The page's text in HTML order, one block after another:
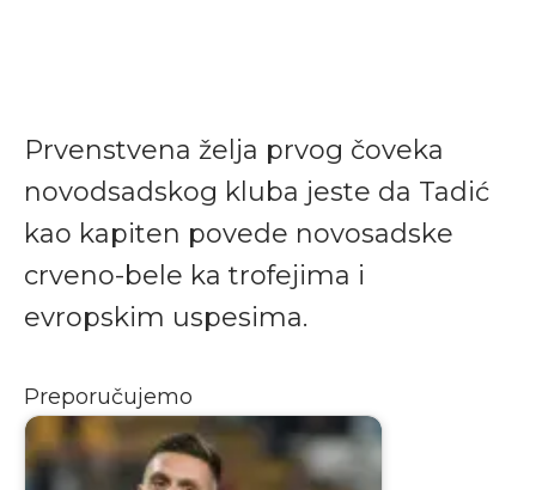
Prvenstvena želja prvog čoveka
novodsadskog kluba jeste da Tadić
kao kapiten povede novosadske
crveno-bele ka trofejima i
evropskim uspesima.
Preporučujemo